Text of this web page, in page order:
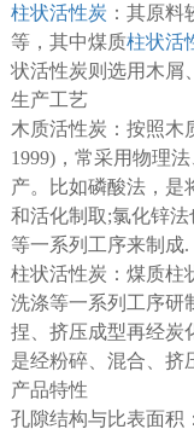
柱状活性炭 ：其原
等，其中煤质柱状活
状活性炭则选用木屑
生产工艺
木质活性炭：按照木
1999)，常采用物理
产。比如磷酸法，是
和活化制取;氯化锌
等一系列工序来制成.
柱状活性炭：煤质
洗涤等一系列工序研
捏、挤压成型再经炭
是经粉碎、混合、挤
产品特性
孔隙结构与比表面积